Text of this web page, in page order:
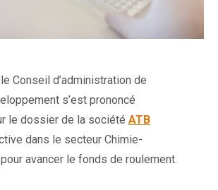
Conseil d’administration de
s’est prononcé
le dossier de la société ATB
dans le secteur Chimie-
avancer le fonds de roulement.